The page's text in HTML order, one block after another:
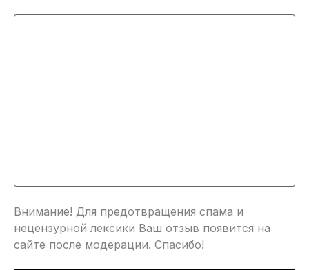
Внимание! Для предотвращения спама и
нецензурной лексики Ваш отзыв появится на
сайте после модерации. Спасибо!